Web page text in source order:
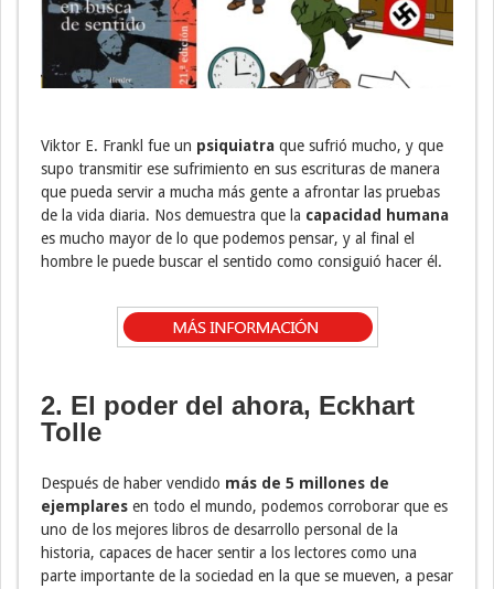
Viktor E. Frankl fue un psiquiatra que sufrió mucho, y que
supo transmitir ese sufrimiento en sus escrituras de manera
que pueda servir a mucha más gente a afrontar las pruebas
de la vida diaria. Nos demuestra que la capacidad humana
es mucho mayor de lo que podemos pensar, y al final el
hombre le puede buscar el sentido como consiguió hacer él.
2. El poder del ahora, Eckhart
Tolle
Después de haber vendido más de 5 millones de
ejemplares en todo el mundo, podemos corroborar que es
uno de los mejores libros de desarrollo personal de la
historia, capaces de hacer sentir a los lectores como una
parte importante de la sociedad en la que se mueven, a pesar